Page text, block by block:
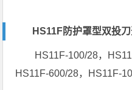
HS11F防护罩型双投
HS11F-100/28，
HS11F-600/28，HS11F-